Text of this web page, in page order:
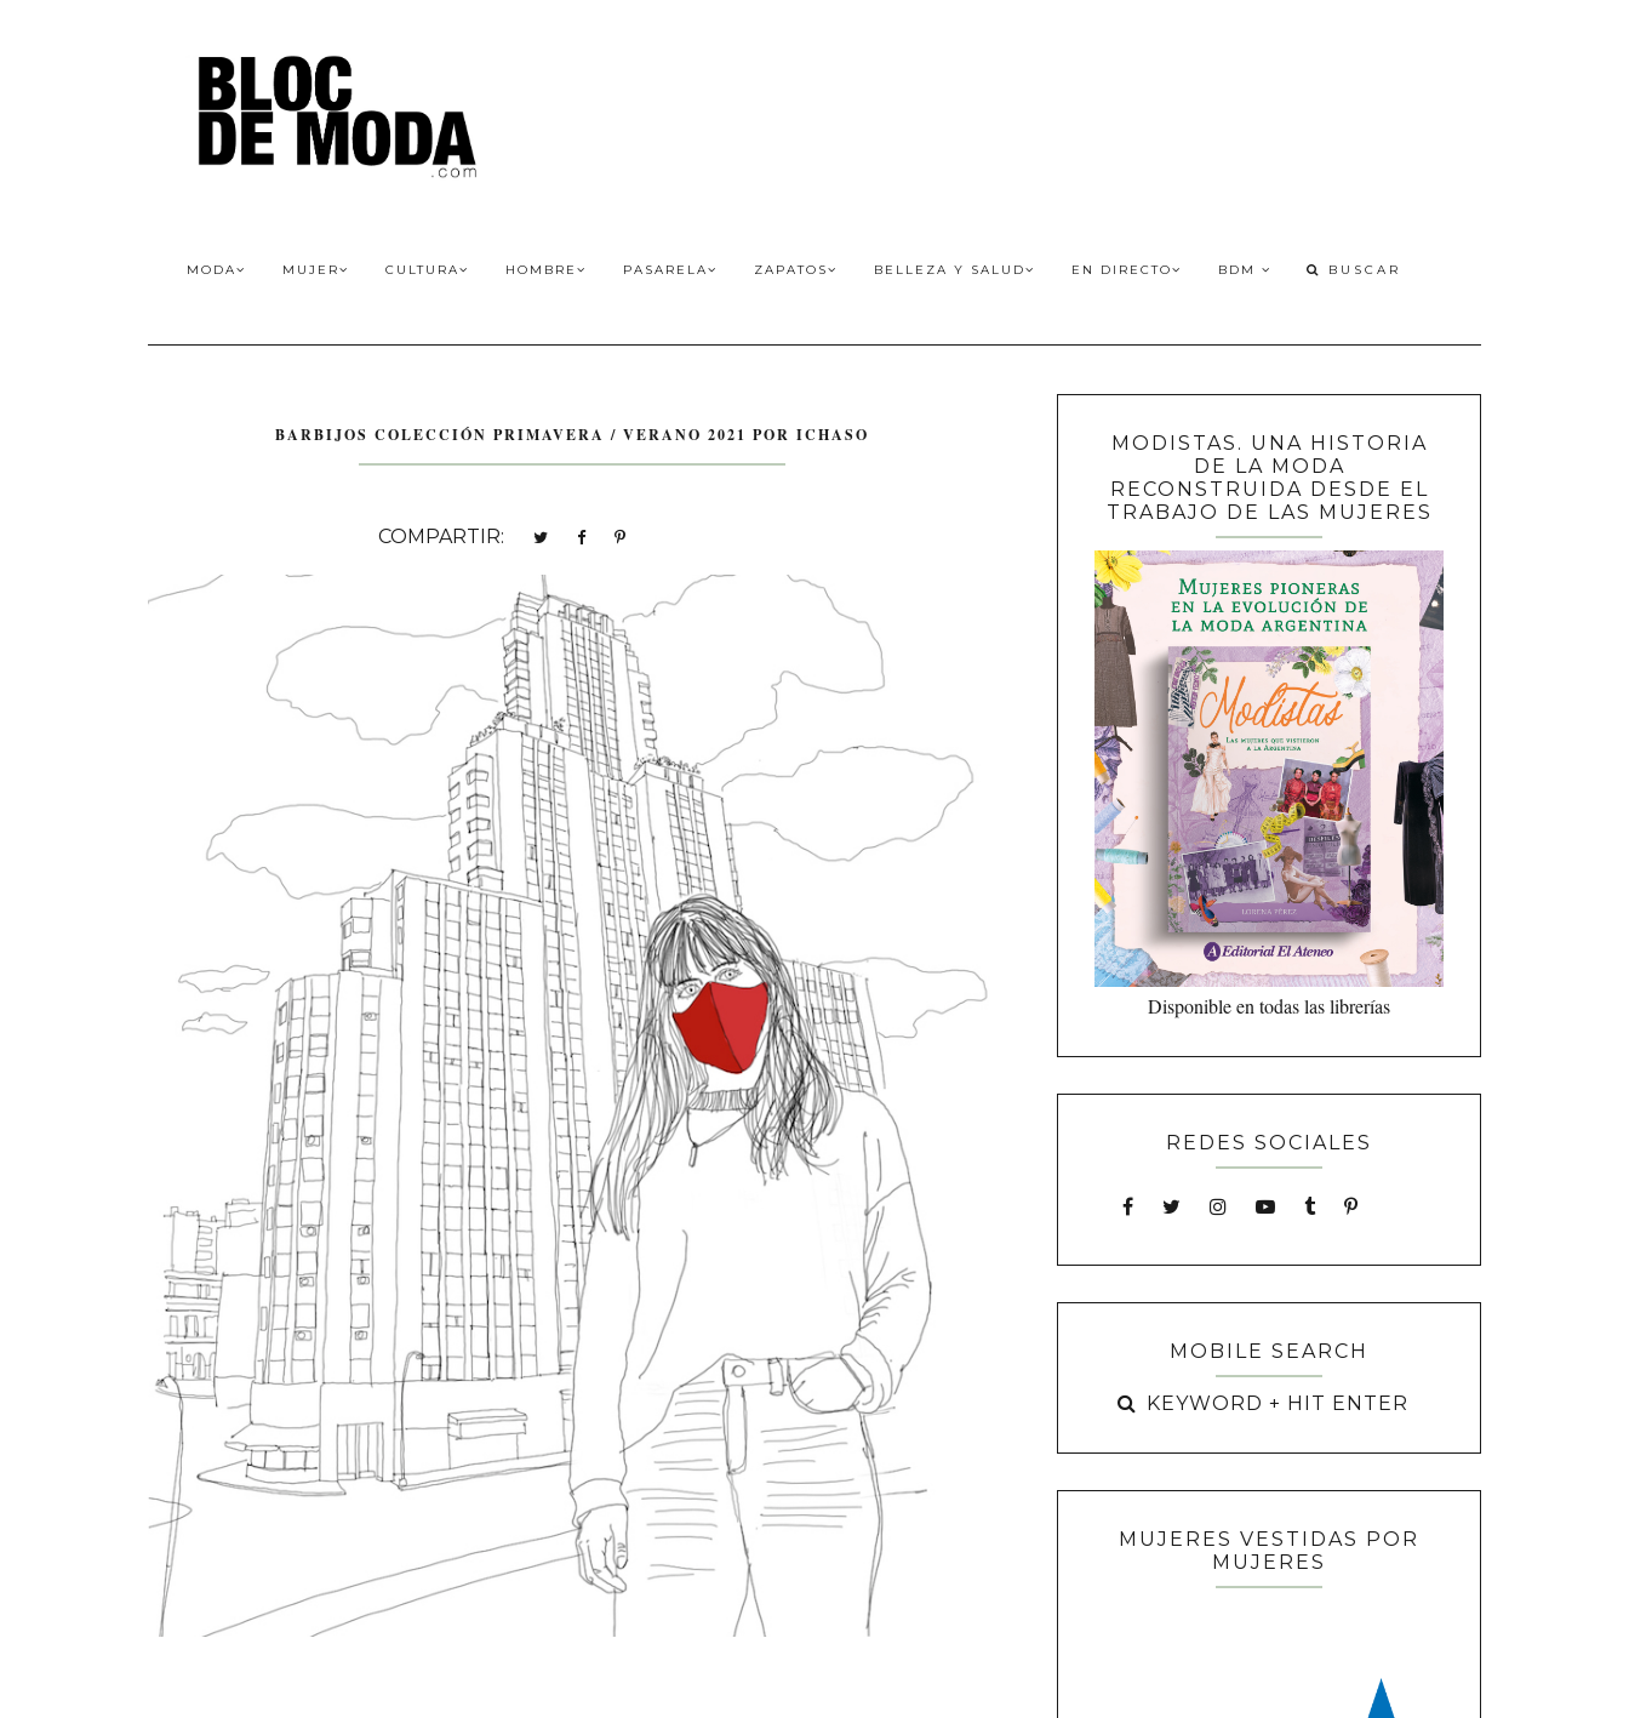
MODA MUJER CULTURA HOMBRE PASARELA ZAPATOS BELLEZA Y SALUD EN DIRECTO BDM
BARBIJOS COLECCIÓN PRIMAVERA / VERANO 2021 POR ICHASO
COMPARTIR:
MODISTAS. UNA HISTORIA
DE LA MODA
RECONSTRUIDA DESDE EL
TRABAJO DE LAS MUJERES
Disponible en todas las librerías
REDES SOCIALES
MOBILE SEARCH
MUJERES VESTIDAS POR
MUJERES